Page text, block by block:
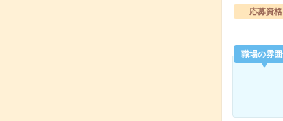
応募資格
職場の雰